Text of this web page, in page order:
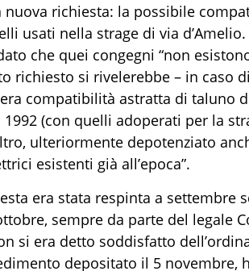
nuova richiesta: la possibile
usati nella strage di via d’Amelio.
che quei congegni “non
richiesto si rivelerebbe – in caso
compatibilità astratta di taluno
(con quelli adoperati per la
ulteriormente depotenziato
esistenti già all’epoca”.
era stata respinta a settembre
sempre da parte del legale
si era detto soddisfatto
depositato il 5 novembre,